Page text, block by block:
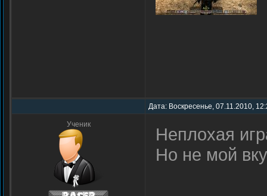
Дата: Воскресенье, 07.11.2010,
Ученик
Неплохая
Но не мой